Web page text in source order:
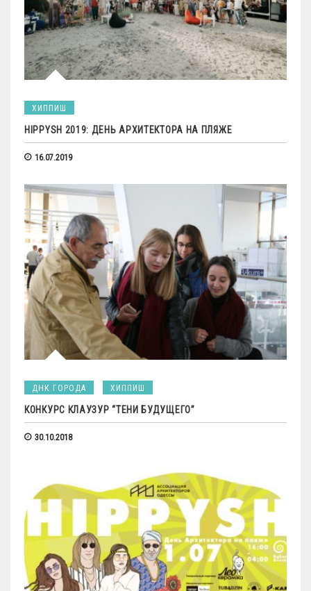
ХИППИШ
HIPPYSH 2019: ДЕНЬ АРХИТЕКТОРА НА ПЛЯЖЕ
16.07.2019
ДНК ГОРОДА ХИППИШ
КОНКУРС КЛАУЗУР “ТЕНИ БУДУЩЕГО”
30.10.2018